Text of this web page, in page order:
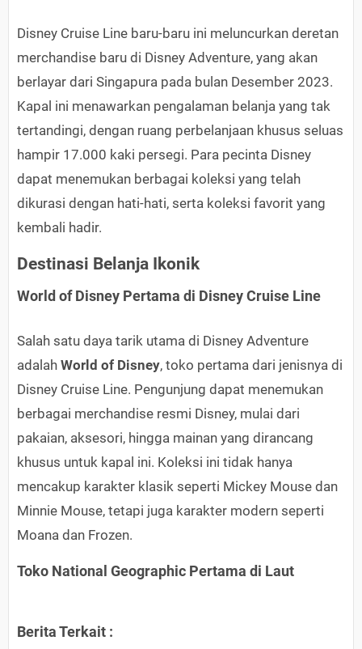
Disney Cruise Line baru-baru ini meluncurkan deretan
merchandise baru di Disney Adventure, yang akan
berlayar dari Singapura pada bulan Desember 2023.
Kapal ini menawarkan pengalaman belanja yang tak
tertandingi, dengan ruang perbelanjaan khusus seluas
hampir 17.000 kaki persegi. Para pecinta Disney
dapat menemukan berbagai koleksi yang telah
dikurasi dengan hati-hati, serta koleksi favorit yang
kembali hadir.
Destinasi Belanja Ikonik
World of Disney Pertama di Disney Cruise Line
Salah satu daya tarik utama di Disney Adventure
adalah World of Disney, toko pertama dari jenisnya di
Disney Cruise Line. Pengunjung dapat menemukan
berbagai merchandise resmi Disney, mulai dari
pakaian, aksesori, hingga mainan yang dirancang
khusus untuk kapal ini. Koleksi ini tidak hanya
mencakup karakter klasik seperti Mickey Mouse dan
Minnie Mouse, tetapi juga karakter modern seperti
Moana dan Frozen.
Toko National Geographic Pertama di Laut
Berita Terkait :